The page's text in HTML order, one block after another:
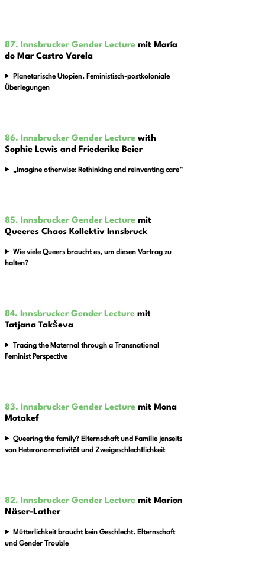
87. Innsbrucker Gender Lecture mit María
do Mar Cas­tro Varela
Planetarische Utopien. Feministisch-postkoloniale
Überlegungen
86. Innsbrucker Gender Lecture with
Sophie Lewis and Frie­de­rike Beier
„Imagine otherwise: Rethinking and reinventing care“
85. Innsbrucker Gender Lecture mit
Queeres Chaos Kollektiv Innsbruck
Wie viele Queers braucht es, um diesen Vortrag zu
halten?
84. Innsbrucker Gender Lecture mit
Tatjana Takševa
Tracing the Maternal through a Transnational
Feminist Perspective
83. Innsbrucker Gender Lecture mit Mona
Motakef
Queering the family? Elternschaft und Familie jenseits
von Heteronormativität und Zweigeschlechtlichkeit
82. Innsbrucker Gender Lecture mit Marion
Näser-Lather
Mütterlichkeit braucht kein Geschlecht. Elternschaft
und Gender Trouble